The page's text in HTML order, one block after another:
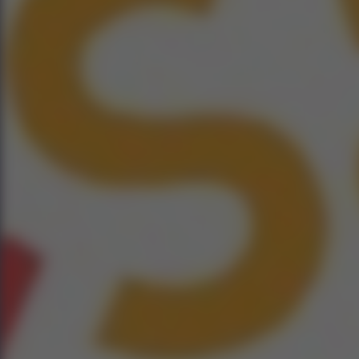
Vodio est